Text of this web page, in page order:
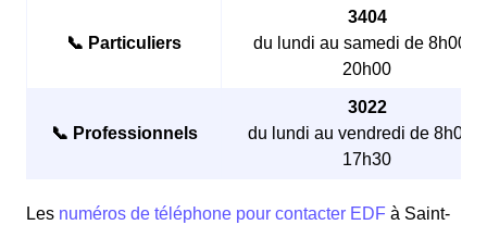
📞 Particuliers
3404
du lundi au samedi de 8h00 à
20h00
📞 Professionnels
3022
du lundi au vendredi de 8h00 à
17h30
Les numéros de téléphone pour contacter EDF à Saint-